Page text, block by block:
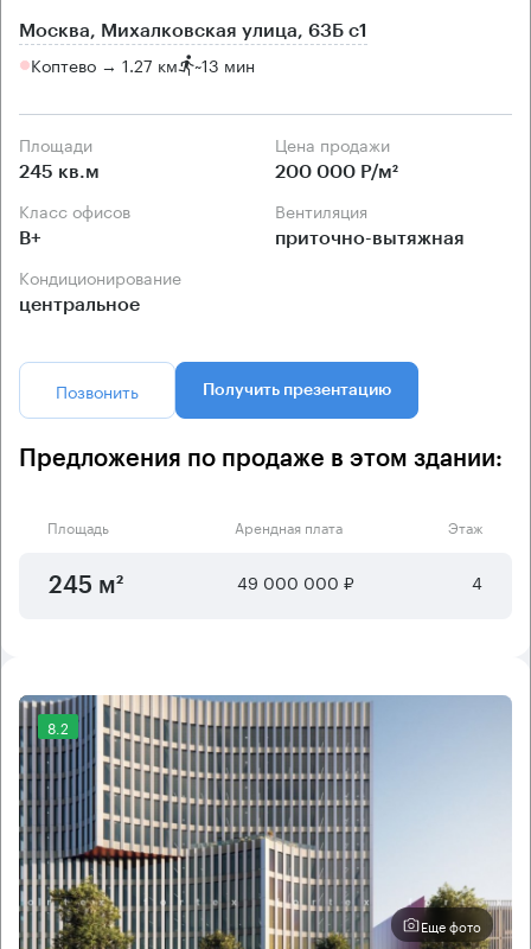
Москва, Михалковская улица, 63Б с1
Коптево → 1.27 км ~13 мин
Площади
245 кв.м
Цена продажи
200 000 Р/м²
Класс офисов
B+
Вентиляция
приточно-вытяжная
Кондиционирование
центральное
Позвонить Получить презентацию
Предложения по продаже в этом здании:
Площадь Арендная плата Этаж
245 м² 49 000 000 ₽ 4
8.2
Еще фото